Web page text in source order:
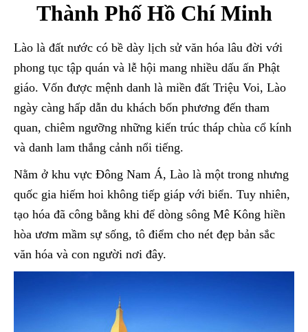
Thành Phố Hồ Chí Minh
Lào là đất nước có bề dày lịch sử văn hóa lâu đời với
phong tục tập quán và lễ hội mang nhiều dấu ấn Phật
giáo. Vốn được mệnh danh là miền đất Triệu Voi, Lào
ngày càng hấp dẫn du khách bốn phương đến tham
quan, chiêm ngưỡng những kiến trúc tháp chùa cổ kính
và danh lam thắng cảnh nổi tiếng.
Nằm ở khu vực Đông Nam Á, Lào là một trong nhưng
quốc gia hiếm hoi không tiếp giáp với biển. Tuy nhiên,
tạo hóa đã công bằng khi để dòng sông Mê Kông hiền
hòa ươm mầm sự sống, tô điểm cho nét đẹp bản sắc
văn hóa và con người nơi đây.